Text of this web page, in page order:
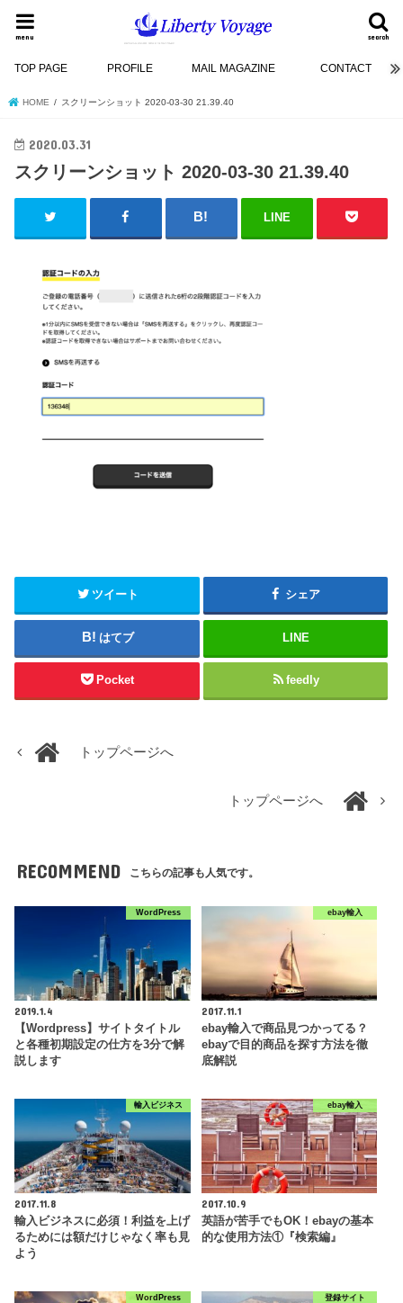
search
menu
TOP PAGE PROFILE MAIL MAGAZINE CONTACT
HOME スクリーンショット 2020-03-30 21.39.40
2020.03.31
スクリーンショット 2020-03-30 21.39.40
LINE
ツイート シェア
はてブ LINE
Pocket feedly
トップページへ
トップページへ
RECOMMEND こちらの記事も人気です。
WordPress
2019.1.4
【Wordpress】サイトタイトル
と各種初期設定の仕方を3分で解
説します
ebay輸入
2017.11.1
ebay輸入で商品見つかってる？
ebayで目的商品を探す方法を徹
底解説
輸入ビジネス
2017.11.8
輸入ビジネスに必須！利益を上げ
るためには額だけじゃなく率も見
よう
ebay輸入
2017.10.9
英語が苦手でもOK！ebayの基本
的な使用方法①『検索編』
WordPress 登録サイト